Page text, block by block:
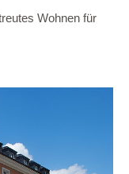
Wohnen für